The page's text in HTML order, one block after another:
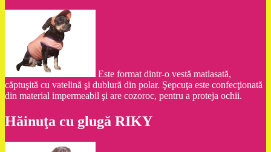
Este format dintr-o vestă matlasată,
căptuşită cu vatelină şi dublură din polar. Şepcuţa este confecţionată
din material impermeabil şi are cozoroc, pentru a proteja ochii.
Hăinuţa cu glugă RIKY